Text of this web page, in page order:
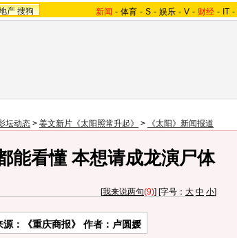
产 搜狗 新闻 - 体育 - S - 娱乐 - V - 财经 - IT -
坛动态 > 姜文新片《太阳照常升起》 > 《太阳》新闻报道
能看懂 本想请成龙演尸体
[我来说两句(9)] [字号： 大 中 小]
源：《重庆商报》 作者：卢圆媛